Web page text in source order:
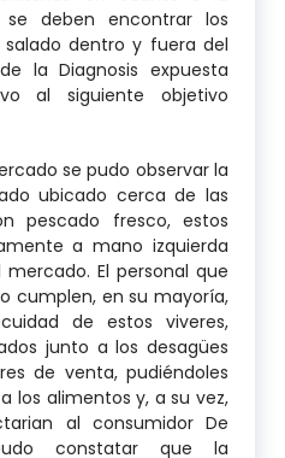
deben encontrar los
dentro y fuera del
la Diagnosis expuesta
al siguiente objetivo
se pudo observar la
ubicado cerca de las
pescado fresco, estos
a mano izquierda
El personal que
cumplen, en su mayoría,
de estos viveres,
junto a los desagües
de venta, pudiéndoles
los alimentos y, a su vez,
al consumidor De
constatar que la